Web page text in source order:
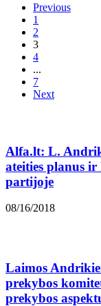
Previous
1
2
3
4
...
7
Next
Alfa.lt: L.
ateities planus
partijoje
08/16/2018
Laimos
prekybos
prekybos